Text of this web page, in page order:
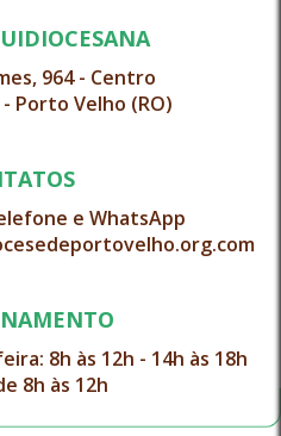
964 - Centro
- Porto Velho (RO)
e WhatsApp
8h às 12h - 14h às 18h
8h às 12h